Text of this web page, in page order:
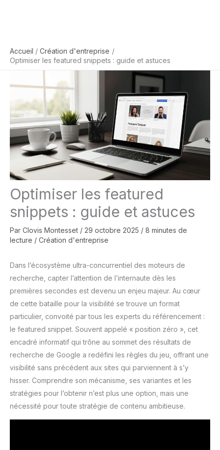
Accueil
Création d'entreprise
Optimiser les featured snippets : guide et astuces
Optimiser les featured
snippets : guide et astuces
Par Clovis Montesset / 29 octobre 2025 / 8 minutes de
lecture / Création d'entreprise
Dans l’écosystème ultra-concurrentiel des moteurs de
recherche, capter l’attention de l’internaute dès les
premières secondes est devenu un enjeu majeur. Au cœur
de cette bataille pour la visibilité se trouve un format
particulier, convoité par tous les experts du référencement :
le featured snippet. Souvent appelé « position zéro », cet
encadré informatif qui trône au sommet des résultats de
recherche de Google a redéfini les règles du jeu, offrant une
visibilité sans précédent aux sites qui parviennent à s’y
hisser. Comprendre son mécanisme, ses variantes et les
stratégies pour l’obtenir n’est plus une option, mais une
nécessité pour toute stratégie de contenu ambitieuse.